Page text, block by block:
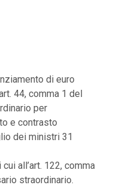
di euro
44, comma 1 del
per
e contrasto
dei ministri 31
all’art. 122, comma
straordinario.